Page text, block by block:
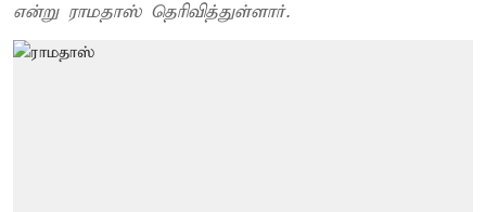
என்று ராமதாஸ் தெரிவித்துள்ளார்.